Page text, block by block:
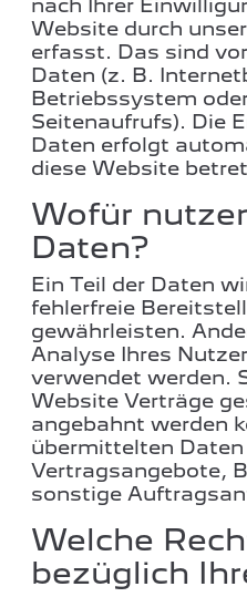
nach Ihrer
Website durch
erfasst. Das sind
Daten (z. B.
Betriebssystem
Seitenaufrufs). Die
Daten erfolgt
diese Website
Wofür
Daten?
Ein Teil der Daten
fehlerfreie
gewährleisten.
Analyse Ihres
verwendet werden.
Website Verträge
angebahnt werden
übermittelten
Vertragsangebote,
sonstige
Welche
bezüglich